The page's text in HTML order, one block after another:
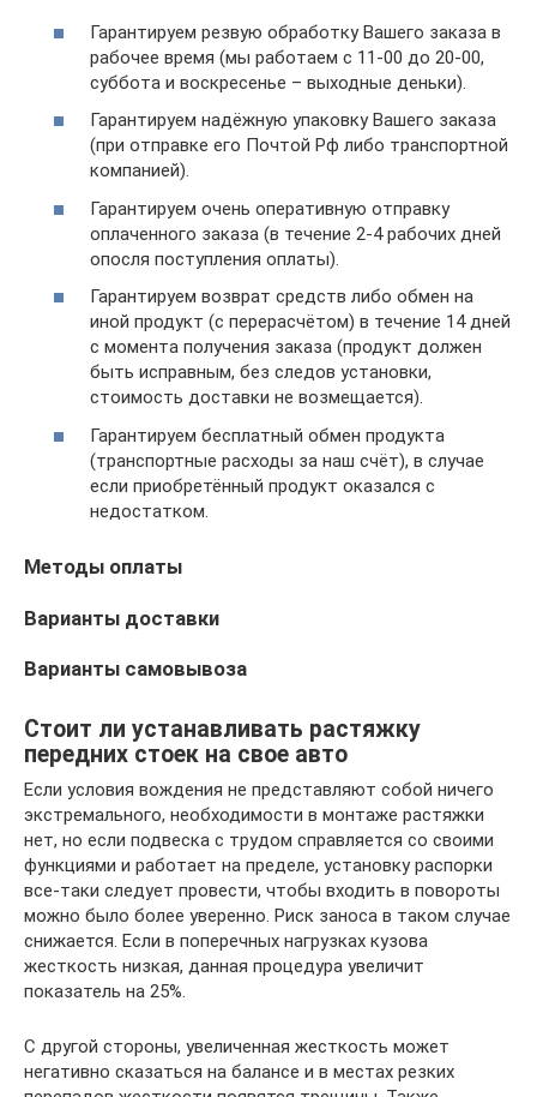
Гарантируем резвую обработку Вашего заказа в
рабочее время (мы работаем с 11-00 до 20-00,
суббота и воскресенье – выходные деньки).
Гарантируем надёжную упаковку Вашего заказа
(при отправке его Почтой Рф либо транспортной
компанией).
Гарантируем очень оперативную отправку
оплаченного заказа (в течение 2-4 рабочих дней
опосля поступления оплаты).
Гарантируем возврат средств либо обмен на
иной продукт (с перерасчётом) в течение 14 дней
с момента получения заказа (продукт должен
быть исправным, без следов установки,
стоимость доставки не возмещается).
Гарантируем бесплатный обмен продукта
(транспортные расходы за наш счёт), в случае
если приобретённый продукт оказался с
недостатком.
Методы оплаты
Варианты доставки
Варианты самовывоза
Стоит ли устанавливать растяжку
передних стоек на свое авто
Если условия вождения не представляют собой ничего
экстремального, необходимости в монтаже растяжки
нет, но если подвеска с трудом справляется со своими
функциями и работает на пределе, установку распорки
все-таки следует провести, чтобы входить в повороты
можно было более уверенно. Риск заноса в таком случае
снижается. Если в поперечных нагрузках кузова
жесткость низкая, данная процедура увеличит
показатель на 25%.
С другой стороны, увеличенная жесткость может
негативно сказаться на балансе и в местах резких